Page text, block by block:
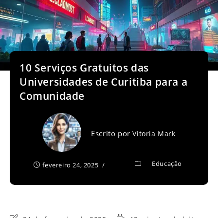
10 Serviços Gratuitos das
Universidades de Curitiba para a
Comunidade
Escrito porVitoria Mark
fevereiro 24, 2025 Educação